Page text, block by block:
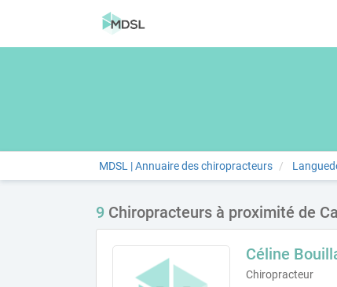
MDSL | Annuaire des chiropracteurs
9 Chiropracteurs à proximité de
Céline
Chiropracteur